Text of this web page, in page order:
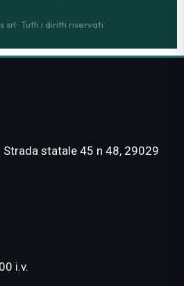
srl · Tutti i diritti riservati
statale 45 n 48, 29029
i.v.